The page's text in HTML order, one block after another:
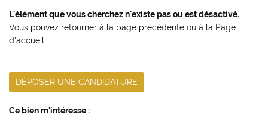
En cochant cette case, vous consentez à recevoir nos propositions commerciales à
l'adresse email indiqué ci-dessus. Vous pouvez vous désinscrire à tout moment en
L'élément que vous cherchez n'existe pas ou est désactivé.
Vous pouvez retourner à la page précédente ou à la Page
d'accueil
DÉPOSER UNE CANDIDATURE
Ce bien m'intéresse :